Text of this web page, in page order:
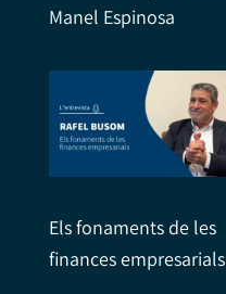
Manel Espinosa
Els fonaments de les
finances empresarials